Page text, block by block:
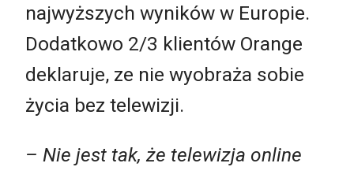
najwyższych wyników w Europie.
Dodatkowo 2/3 klientów Orange
deklaruje, ze nie wyobraża sobie
życia bez telewizji.
– Nie jest tak, że telewizja online